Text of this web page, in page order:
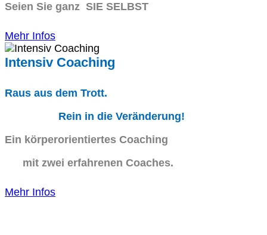
Seien Sie ganz SIE SELBST
Mehr Infos
Intensiv Coaching
Raus aus dem Trott.
Rein in die Veränderung!
Ein körperorientiertes Coaching
mit zwei erfahrenen Coaches.
Mehr Infos